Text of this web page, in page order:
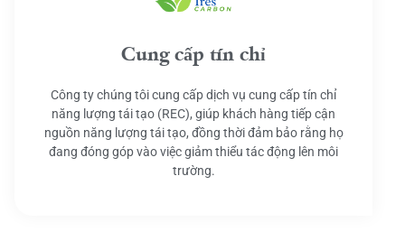
Cung cấp tín chỉ
Công ty chúng tôi cung cấp dịch vụ cung cấp tín chỉ
năng lượng tái tạo (REC), giúp khách hàng tiếp cận
nguồn năng lượng tái tạo, đồng thời đảm bảo rằng họ
đang đóng góp vào việc giảm thiểu tác động lên môi
trường.